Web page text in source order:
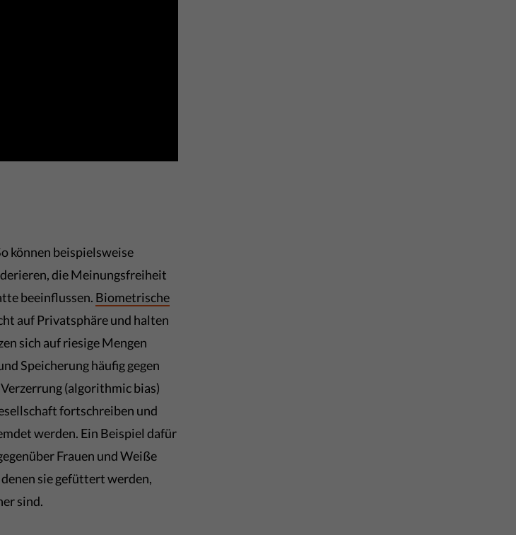
können beispielsweise
die Meinungsfreiheit
beeinflussen. Biometrische
auf Privatsphäre und halten
sich auf riesige Mengen
Speicherung häufig gegen
(algorithmic bias)
fortschreiben und
werden. Ein Beispiel dafür
Frauen und Weiße
sie gefüttert werden,
sind.